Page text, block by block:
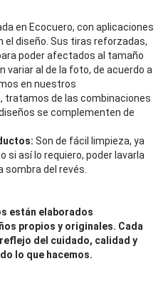
en Ecocuero, con aplicaciones
diseño. Sus tiras reforzadas,
poder afectados al tamaño
variar al de la foto, de acuerdo a
en nuestros
tratamos de las combinaciones
se complementen de
Son de fácil limpieza, ya
si así lo requiero, poder lavarla
sombra del revés.
están elaborados
propios y originales. Cada
del cuidado, calidad y
lo que hacemos.